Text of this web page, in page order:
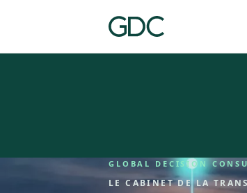
GLOBAL DECISION
LE CABINET DE LA